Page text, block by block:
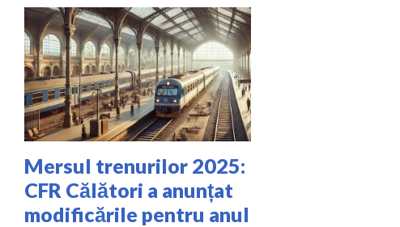
Mersul trenurilor 2025:
CFR Călători a anunțat
modificările pentru anul